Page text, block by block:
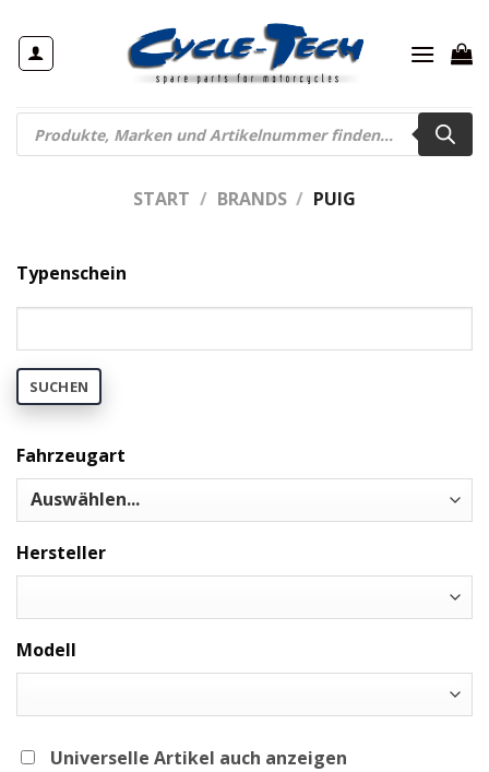
Inhalt
springen
Products
search
START / BRANDS / PUIG
Typenschein
SUCHEN
Fahrzeugart
Hersteller
Modell
Universelle Artikel auch anzeigen